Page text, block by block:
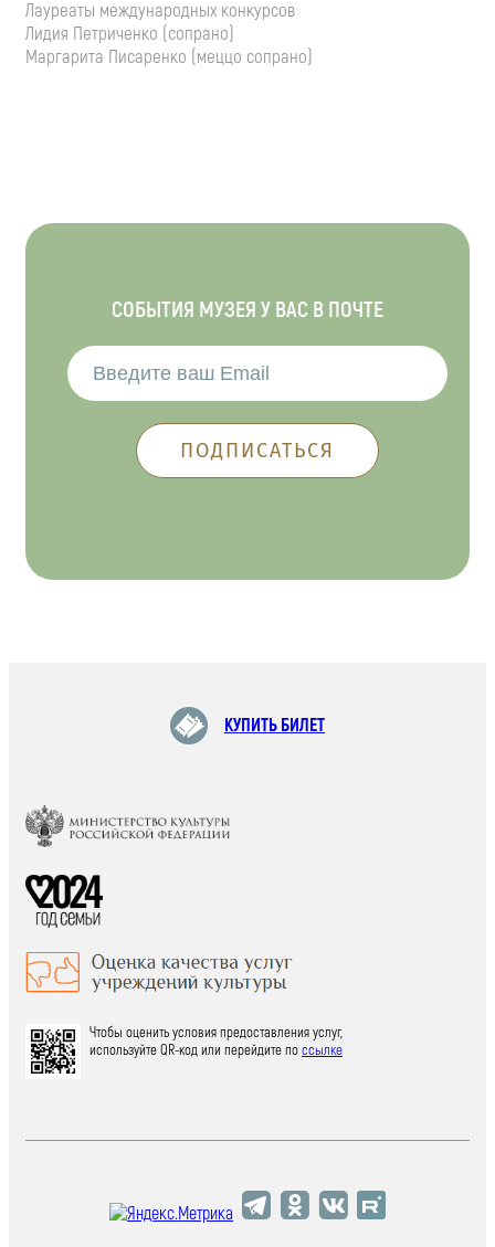
Лауреаты международных конкурсов
Лидия Петриченко (сопрано)
Маргарита Писаренко (меццо сопрано)
СОБЫТИЯ МУЗЕЯ У ВАС В ПОЧТЕ
КУПИТЬ БИЛЕТ
Чтобы оценить условия предоставления услуг,
используйте QR-код или перейдите поссылке